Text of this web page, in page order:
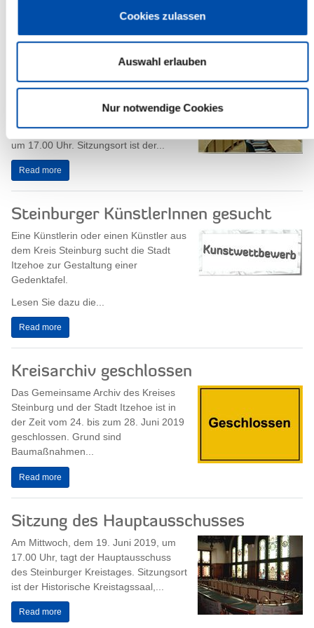
Cookies zulassen
Auswahl erlauben
Nur notwendige Cookies
Sitzung des Steinburger Kreistages
findet eine Sitzung des Steinburger
Kreistages statt. Die Sitzung beginnt
um 17.00 Uhr. Sitzungsort ist der...
Read more
Steinburger KünstlerInnen gesucht
Eine Künstlerin oder einen Künstler aus
dem Kreis Steinburg sucht die Stadt
Itzehoe zur Gestaltung einer
Gedenktafel.
Lesen Sie dazu die...
Read more
Kreisarchiv geschlossen
Das Gemeinsame Archiv des Kreises
Steinburg und der Stadt Itzehoe ist in
der Zeit vom 24. bis zum 28. Juni 2019
geschlossen. Grund sind
Baumaßnahmen...
Read more
Sitzung des Hauptausschusses
Am Mittwoch, dem 19. Juni 2019, um
17.00 Uhr, tagt der Hauptausschuss
des Steinburger Kreistages. Sitzungsort
ist der Historische Kreistagssaal,...
Read more